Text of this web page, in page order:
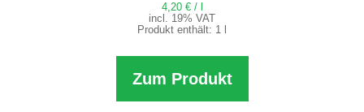
4,20 €/
incl. 19% VAT
Produkt enthält: 1
Zum Produkt